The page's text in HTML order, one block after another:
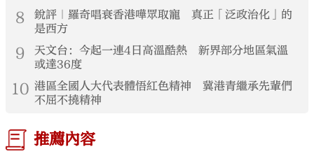
8
銳評｜羅奇唱衰香港嘩眾取寵 真正「泛政治化」的
是西方
9
天文台：今起一連4日高溫酷熱 新界部分地區氣溫
或達36度
10 港區全國人大代表體悟紅色精神 冀港青繼承先輩們
不屈不撓精神
推薦內容